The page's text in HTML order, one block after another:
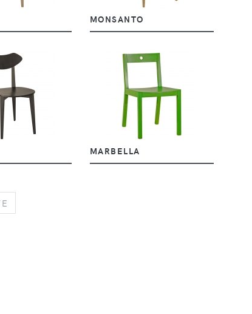
MONSANTO
MARBELLA